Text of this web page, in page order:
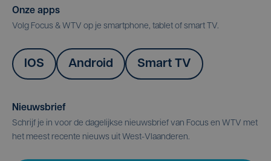
Onze apps
Volg Focus & WTV op je smartphone, tablet of smart TV.
IOS Android Smart TV
Nieuwsbrief
Schrijf je in voor de dagelijkse nieuwsbrief van Focus en WTV met
het meest recente nieuws uit West-Vlaanderen.